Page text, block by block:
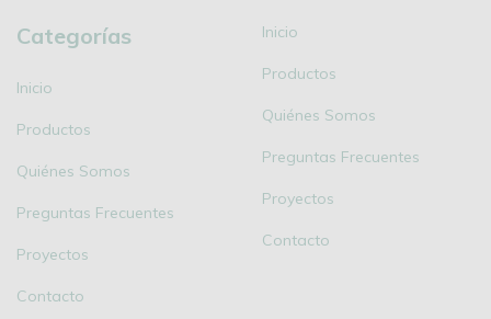
Categorías
Inicio
Productos
Quiénes Somos
Preguntas Frecuentes
Proyectos
Contacto
Inicio
Productos
Quiénes Somos
Preguntas Frecuentes
Proyectos
Contacto